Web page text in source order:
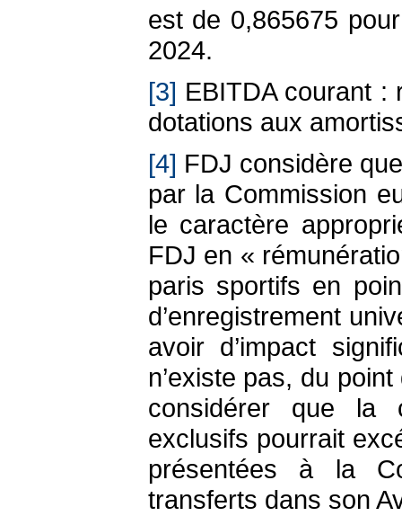
est de 0,865675
2024.
[3] EBITDA courant :
dotations aux
[4] FDJ considère
par la Commission
le caractère
FDJ en «
paris sportifs en
d’enregistrement
avoir d’impact
n’existe pas, du
considérer que la
exclusifs pourrait
présentées à la
transferts dans son